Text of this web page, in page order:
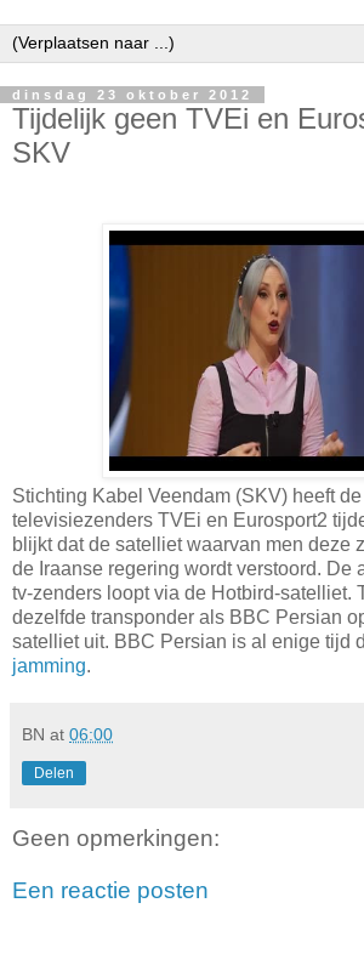
dinsdag 23 oktober 2012
Tijdelijk geen TVEi en
SKV
Stichting Kabel Veendam (SKV) heeft
televisiezenders TVEi en Eurosport2
blijkt dat de satelliet waarvan men deze
de Iraanse regering wordt verstoord. De
tv-zenders loopt via de Hotbird-satelliet.
dezelfde transponder als BBC Persian
satelliet uit. BBC Persian is al enige tijd
jamming.
BN at 06:00
Delen
Geen opmerkingen:
Een reactie posten